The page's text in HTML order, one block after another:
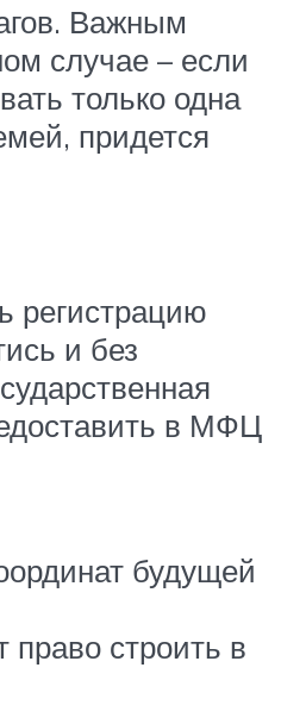
Важным
случае – если
только одна
придется
регистрацию
и без
в МФЦ
будущей
право строить в